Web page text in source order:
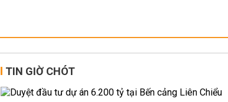
TIN GIỜ CHÓT